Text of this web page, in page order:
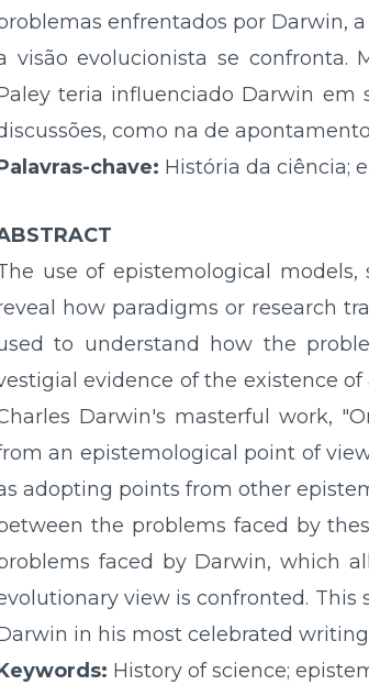
enfrentados por Darwin,
visão evolucionista se confronta.
teria influenciado Darwin em
como na de
chave: História da ciência;
use of epistemological
how paradigms or research
to understand how the
evidence of the existence
Darwin's masterful work,
an epistemological point of
adopting points from other
the problems faced by
faced by Darwin, which
view is confronted.
in his most celebrated
History of science;